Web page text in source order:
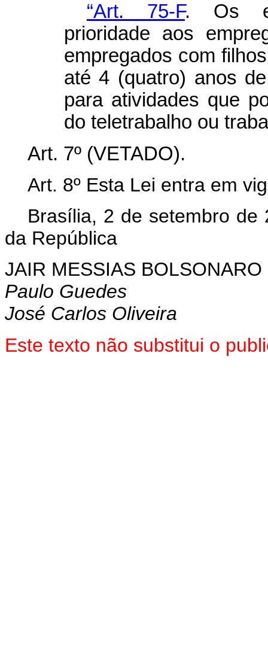
“Art. 75-F. Os
prioridade aos
empregados com
até 4 (quatro) anos
para atividades que
do teletrabalho ou
Art. 7º (VETADO).
Art. 8º Esta Lei entra em
Brasília, 2 de setembro de
da República
JAIR MESSIAS BOLSONARO
Paulo Guedes
José Carlos Oliveira
Este texto não substitui o